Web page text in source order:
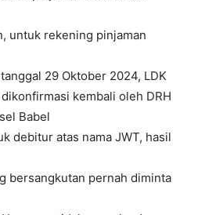
untuk rekening pinjaman
29 Oktober 2024, LDK
kembali oleh DRH
Babel
debitur atas nama JWT, hasil
bersangkutan pernah diminta